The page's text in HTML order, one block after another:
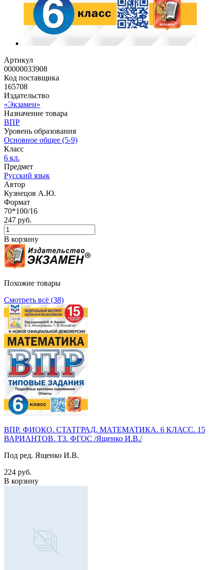
Артикул
00000033908
Код поставщика
165708
Издательство
«Экзамен»
Назначение товара
ВПР
Уровень образования
Основное общее (5-9)
Класс
6 кл.
Предмет
Русский язык
Автор
Кузнецов А.Ю.
Формат
70*100/16
247 руб.
В корзину
Похожие товары
Смотреть всё (38)
ВПР. ФИОКО. СТАТГРАД. МАТЕМАТИКА. 6 КЛАСС. 15
ВАРИАНТОВ. ТЗ. ФГОС /Ященко И.В./
Под ред. Ященко И.В.
224 руб.
В корзину